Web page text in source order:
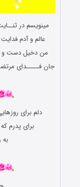
مینویسم در
عالم و آدم
من دخیل دست و
جان فـــــدای
دلم برای
برای پدرم